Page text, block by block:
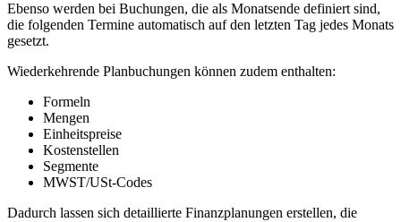
Ebenso werden bei Buchungen, die als Monatsende definiert sind,
die folgenden Termine automatisch auf den letzten Tag jedes Monats
gesetzt.
Wiederkehrende Planbuchungen können zudem enthalten:
Formeln
Mengen
Einheitspreise
Kostenstellen
Segmente
MWST/USt-Codes
Dadurch lassen sich detaillierte Finanzplanungen erstellen, die